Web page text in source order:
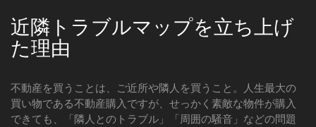
近隣トラブルマップを立ち上げ
た理由
不動産を買うことは、ご近所や隣人を買うこと。人生最大の
買い物である不動産購入ですが、せっかく素敵な物件が購入
できても、「隣人とのトラブル」「周囲の騒音」などの問題